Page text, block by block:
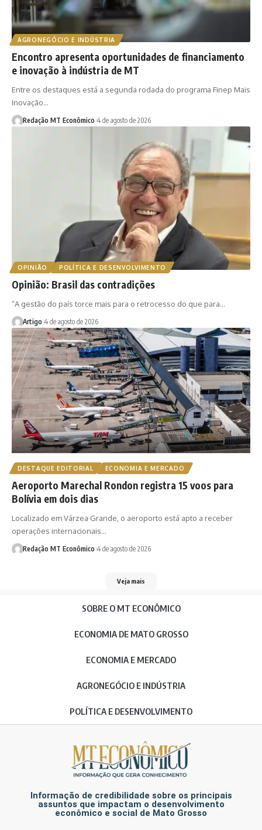
AGRONEGÓCIO E INDÚSTRIA
Encontro apresenta oportunidades de financiamento
e inovação à indústria de MT
Entre os destaques está a segunda rodada do programa Finep Mais
Inovação…
Redação MT Econômico 4 de agosto de 2026
OPINIÃO POLÍTICA E DESENVOLVIMENTO
Opinião: Brasil das contradições
“A gestão do país torce mais para o retrocesso do que para…
Artigo 4 de agosto de 2026
DESTAQUE EDITORIAL ECONOMIA E MERCADO
Aeroporto Marechal Rondon registra 15 voos para
Bolívia em dois dias
Localizado em Várzea Grande, o aeroporto está apto a receber
operações internacionais…
Redação MT Econômico 4 de agosto de 2026
Veja mais
SOBRE O MT ECONÔMICO
ECONOMIA DE MATO GROSSO
ECONOMIA E MERCADO
AGRONEGÓCIO E INDÚSTRIA
POLÍTICA E DESENVOLVIMENTO
Informação de credibilidade sobre os principais
assuntos que impactam o desenvolvimento
econômico e social de Mato Grosso